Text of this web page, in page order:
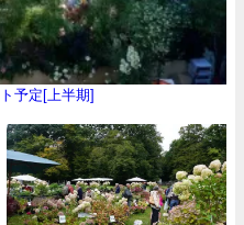
予定[上半期]